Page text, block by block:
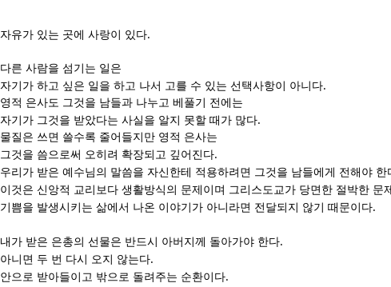
자유가 있는 곳에 사랑이 있다.
다른 사람을 섬기는 일은
자기가 하고 싶은 일을 하고 나서 고를 수 있는 선택사항이 아니다.
영적 은사도 그것을 남들과 나누고 베풀기 전에는
자기가 그것을 받았다는 사실을 알지 못할 때가 많다.
물질은 쓰면 쓸수록 줄어들지만 영적 은사는
그것을 씀으로써 오히려 확장되고 깊어진다.
우리가 받은 예수님의 말씀을 자신한테 적용하려면 그것을 남들에게 전해야 한
이것은 신앙적 교리보다 생활방식의 문제이며 그리스도교가 당면한 절박한 문
기쁨을 발생시키는 삶에서 나온 이야기가 아니라면 전달되지 않기 때문이다.
내가 받은 은총의 선물은 반드시 아버지께 돌아가야 한다.
아니면 두 번 다시 오지 않는다.
안으로 받아들이고 밖으로 돌려주는 순환이다.